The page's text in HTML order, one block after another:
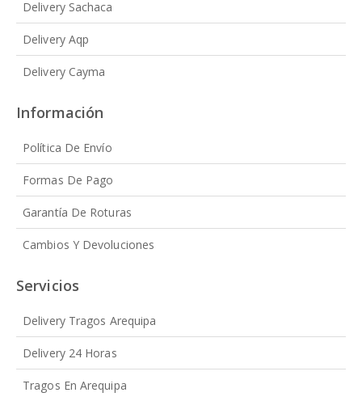
Delivery Sachaca
Delivery Aqp
Delivery Cayma
Información
Política De Envío
Formas De Pago
Garantía De Roturas
Cambios Y Devoluciones
Servicios
Delivery Tragos Arequipa
Delivery 24 Horas
Tragos En Arequipa